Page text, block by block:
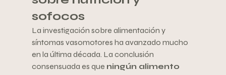
sofocos
La investigación sobre alimentación y
síntomas vasomotores ha avanzado mucho
en la última década. La conclusión
consensuada es que ningún alimento